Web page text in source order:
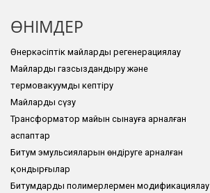
ӨНІМДЕР
Өнеркәсіптік майларды регенерациялау
Майларды газсыздандыру және
термовакуумды кептіру
Майларды сүзу
Трансформатор майын сынауға арналған
аспаптар
Битум эмульсияларын өндіруге арналған
қондырғылар
Битумдарды полимерлермен модификациялау